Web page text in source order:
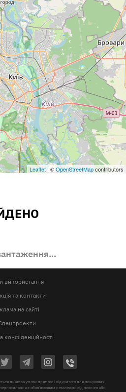
Leaflet | ©OpenStreetMapcontributors
використання
та контакти
на сайті
конфіденційності
лише за умови прямого і відкритого для пошукових
є обов'язковим незалежно від повного або